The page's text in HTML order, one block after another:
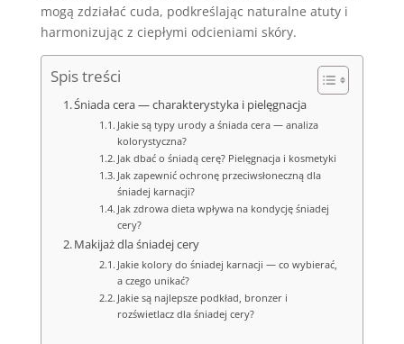
mogą zdziałać cuda, podkreślając naturalne atuty i
harmonizując z ciepłymi odcieniami skóry.
Spis treści
Śniada cera — charakterystyka i pielęgnacja
Jakie są typy urody a śniada cera — analiza
kolorystyczna?
Jak dbać o śniadą cerę? Pielęgnacja i kosmetyki
Jak zapewnić ochronę przeciwsłoneczną dla
śniadej karnacji?
Jak zdrowa dieta wpływa na kondycję śniadej
cery?
Makijaż dla śniadej cery
Jakie kolory do śniadej karnacji — co wybierać,
a czego unikać?
Jakie są najlepsze podkład, bronzer i
rozświetlacz dla śniadej cery?